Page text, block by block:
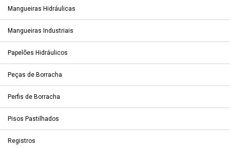
Mangueiras Hidráulicas
Mangueiras Industriais
Papelões Hidráulicos
Peças de Borracha
Perfis de Borracha
Pisos Pastilhados
Registros